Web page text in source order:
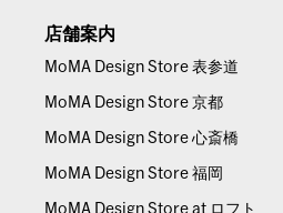
店舗案内
MoMA Design Store 表参道
MoMA Design Store 京都
MoMA Design Store 心斎橋
MoMA Design Store 福岡
MoMA Design Store at ロフト